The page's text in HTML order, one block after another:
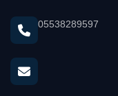
05538289597